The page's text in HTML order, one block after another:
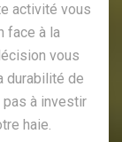
activité vous
face à la
vous
durabilité de
pas à investir
haie.